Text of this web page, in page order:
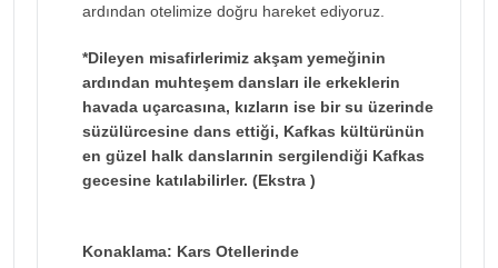
ardından otelimize doğru hareket ediyoruz.
*Dileyen misafirlerimiz akşam yemeğinin
ardından muhteşem dansları ile erkeklerin
havada uçarcasına, kızların ise bir su üzerinde
süzülürcesine dans ettiği, Kafkas kültürünün
en güzel halk danslarınin sergilendiği Kafkas
gecesine katılabilirler. (Ekstra )
Konaklama: Kars Otellerinde